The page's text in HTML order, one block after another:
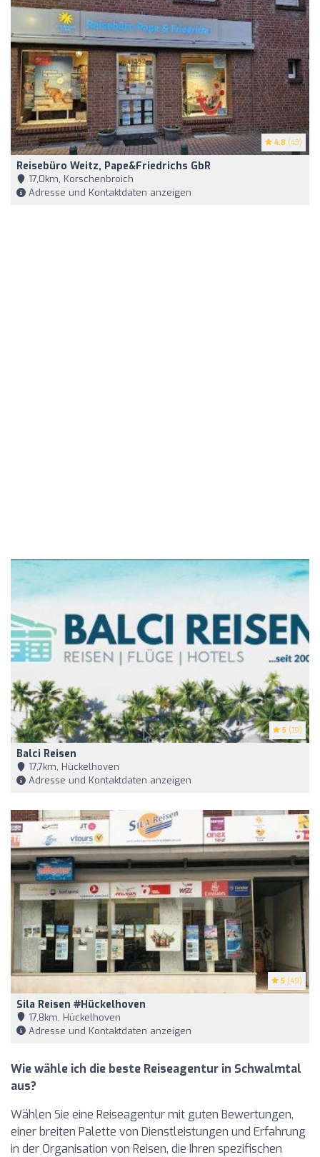
4.8 (43)
Reisebüro Weitz, Pape&Friedrichs GbR
17,0km, Korschenbroich
Adresse und Kontaktdaten anzeigen
5 (19)
Balci Reisen
17,7km, Hückelhoven
Adresse und Kontaktdaten anzeigen
5 (49)
Sila Reisen #Hückelhoven
17,8km, Hückelhoven
Adresse und Kontaktdaten anzeigen
Wie wähle ich die beste Reiseagentur in Schwalmtal
aus?
Wählen Sie eine Reiseagentur mit guten Bewertungen,
einer breiten Palette von Dienstleistungen und Erfahrung
in der Organisation von Reisen, die Ihren spezifischen